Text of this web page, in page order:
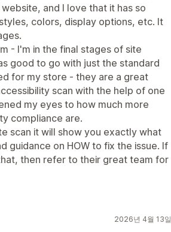
and I love that it has so
colors, display options, etc. It
- I'm in the final stages of site
good to go with just the standard
for my store - they are a great
scan with the help of one
my eyes to how much more
compliance are.
scan it will show you exactly what
guidance on HOW to fix the issue. If
then refer to their great team for
2026년 4월 13일